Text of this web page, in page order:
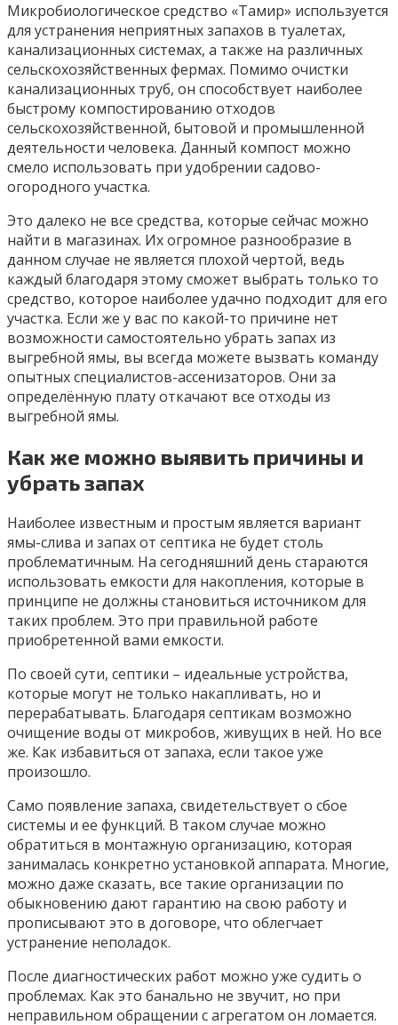
Микробиологическое средство «Тамир» используется
для устранения неприятных запахов в туалетах,
канализационных системах, а также на различных
сельскохозяйственных фермах. Помимо очистки
канализационных труб, он способствует наиболее
быстрому компостированию отходов
сельскохозяйственной, бытовой и промышленной
деятельности человека. Данный компост можно
смело использовать при удобрении садово-
огородного участка.
Это далеко не все средства, которые сейчас можно
найти в магазинах. Их огромное разнообразие в
данном случае не является плохой чертой, ведь
каждый благодаря этому сможет выбрать только то
средство, которое наиболее удачно подходит для его
участка. Если же у вас по какой-то причине нет
возможности самостоятельно убрать запах из
выгребной ямы, вы всегда можете вызвать команду
опытных специалистов-ассенизаторов. Они за
определённую плату откачают все отходы из
выгребной ямы.
Как же можно выявить причины и
убрать запах
Наиболее известным и простым является вариант
ямы-слива и запах от септика не будет столь
проблематичным. На сегодняшний день стараются
использовать емкости для накопления, которые в
принципе не должны становиться источником для
таких проблем. Это при правильной работе
приобретенной вами емкости.
По своей сути, септики – идеальные устройства,
которые могут не только накапливать, но и
перерабатывать. Благодаря септикам возможно
очищение воды от микробов, живущих в ней. Но все
же. Как избавиться от запаха, если такое уже
произошло.
Само появление запаха, свидетельствует о сбое
системы и ее функций. В таком случае можно
обратиться в монтажную организацию, которая
занималась конкретно установкой аппарата. Многие,
можно даже сказать, все такие организации по
обыкновению дают гарантию на свою работу и
прописывают это в договоре, что облегчает
устранение неполадок.
После диагностических работ можно уже судить о
проблемах. Как это банально не звучит, но при
неправильном обращении с агрегатом он ломается.